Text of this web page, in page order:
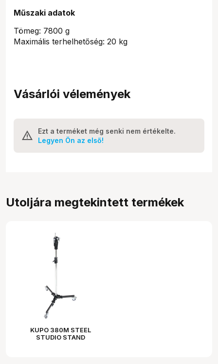
Műszaki adatok
Tömeg: 7800 g
Maximális terhelhetőség: 20 kg
Vásárlói vélemények
Ezt a terméket még senki nem értékelte.
Legyen Ön az első!
Utoljára megtekintett termékek
KUPO 380M STEEL
STUDIO STAND